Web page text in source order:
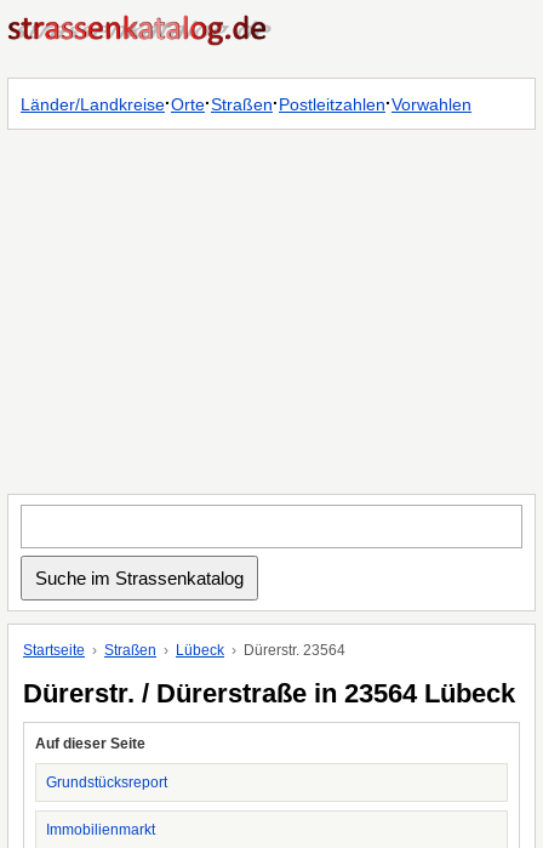
Länder/Landkreise·Orte·Straßen·Postleitzahlen·Vorwahlen
Startseite Straßen Lübeck Dürerstr. 23564
Dürerstr. / Dürerstraße in 23564 Lübeck
Auf dieser Seite
Grundstücksreport
Immobilienmarkt